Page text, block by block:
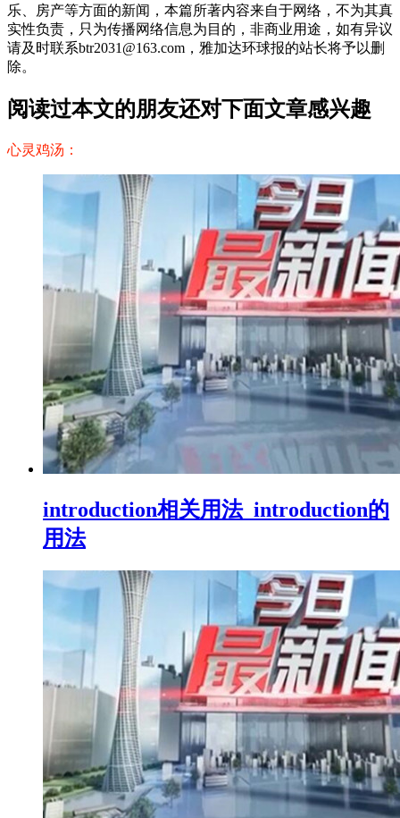
乐、房产等方面的新闻，本篇所著内容来自于网络，不为其真
实性负责，只为传播网络信息为目的，非商业用途，如有异议
请及时联系btr2031@163.com，雅加达环球报的站长将予以删
除。
阅读过本文的朋友还对下面文章感兴趣
心灵鸡汤：
introduction相关用法_introduction的
用法